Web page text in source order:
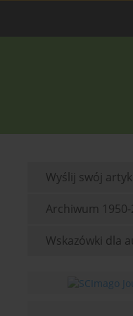
Wyślij swój
Archiwum 1950-
Wskazówki dla